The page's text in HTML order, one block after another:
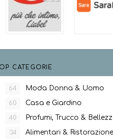
CATEGORIE
64 Moda Donna & Uomo
60 Casa e Giardino
40 Profumi, Trucco &
34 Alimentari & Ristorazione